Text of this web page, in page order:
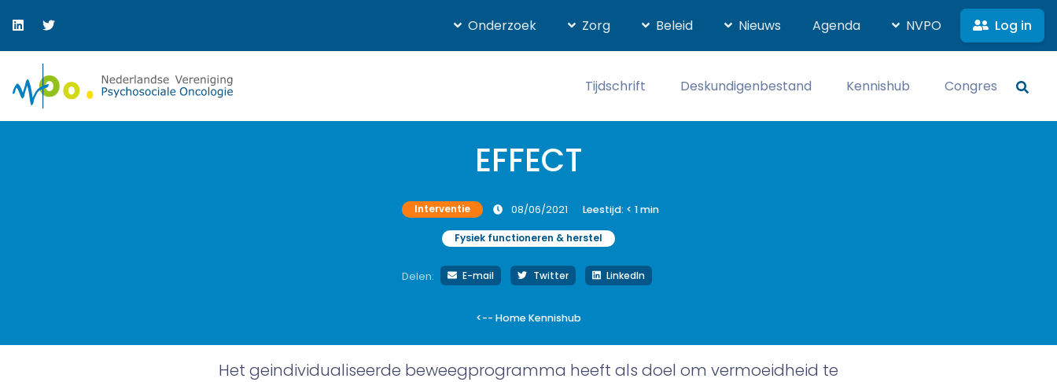
Onderzoek Zorg Beleid Nieuws Agenda NVPO Log in
Tijdschrift Deskundigenbestand Kennishub Congres
EFFECT
Interventie 08/06/2021 Leestijd: < 1min
Fysiek functioneren & herstel
Delen: E-mail Twitter LinkedIn
<-- Home Kennishub
Het geindividualiseerde beweegprogramma heeft als doel om vermoeidheid te